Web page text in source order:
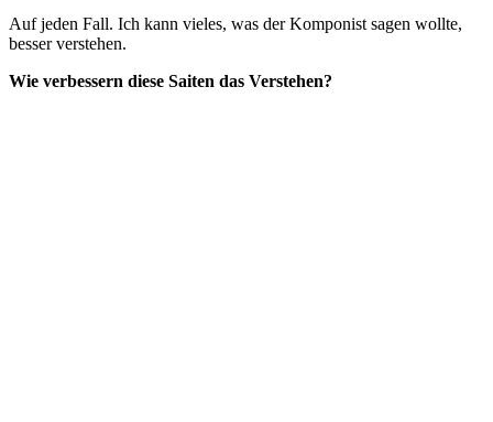
Auf jeden Fall. Ich kann vieles, was der Komponist sagen wollte,
besser verstehen.
Wie verbessern diese Saiten das Verstehen?